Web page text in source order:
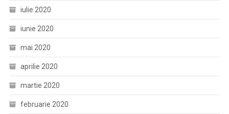
iulie 2020
iunie 2020
mai 2020
aprilie 2020
martie 2020
februarie 2020